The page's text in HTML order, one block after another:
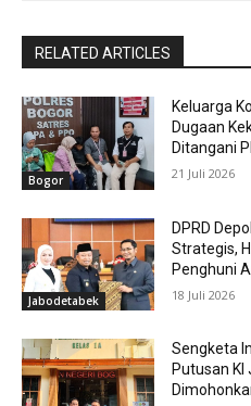
RELATED ARTICLES
Bogor
Keluarga
Dugaan
Ditangani
21 Juli 2026
Jabodetabek
DPRD
Strategis,
Penghuni
18 Juli 2026
Sengketa
Putusan